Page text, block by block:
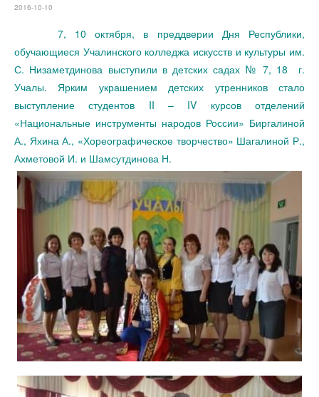
2016-10-10
7, 10 октября, в преддверии Дня Республики,
обучающиеся Учалинского колледжа искусств и культуры им.
С. Низаметдинова выступили в детских садах № 7, 18 г.
Учалы. Ярким украшением детских утренников стало
выступление студентов II – IV курсов отделений
«Национальные инструменты народов России» Биргалиной
А., Яхина А., «Хореографическое творчество» Шагалиной Р.,
Ахметовой И. и Шамсутдинова Н.